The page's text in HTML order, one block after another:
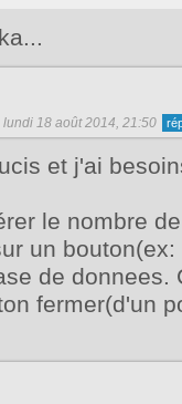
lundi 18 août 2014, 21:50
et j'ai
le nombre
un
de donnees.
fermer(d'un